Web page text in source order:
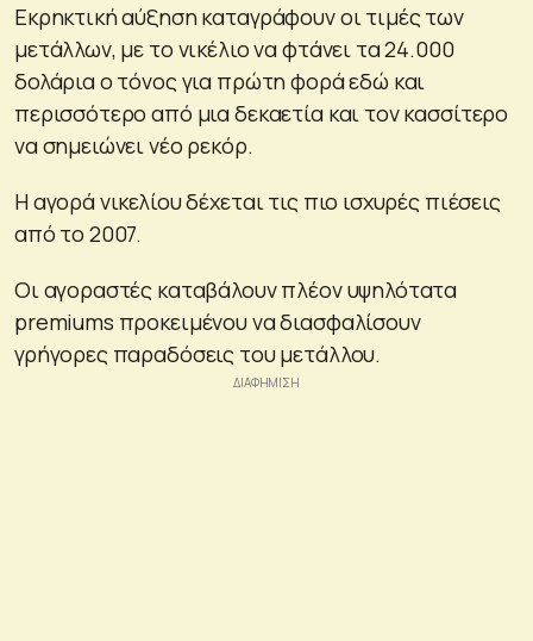
Εκρηκτική αύξηση καταγράφουν οι τιμές των
μετάλλων, με το νικέλιο να φτάνει τα 24.000
δολάρια ο τόνος για πρώτη φορά εδώ και
περισσότερο από μια δεκαετία και τον κασσίτερο
να σημειώνει νέο ρεκόρ.
Η αγορά νικελίου δέχεται τις πιο ισχυρές πιέσεις
από το 2007.
Οι αγοραστές καταβάλουν πλέον υψηλότατα
premiums προκειμένου να διασφαλίσουν
γρήγορες παραδόσεις του μετάλλου.